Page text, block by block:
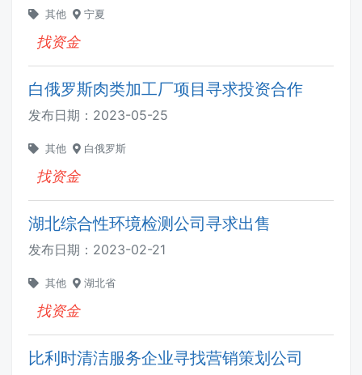
其他 宁夏
找资金
白俄罗斯肉类加工厂项目寻求投资合作
发布日期： 2023-05-25
其他 白俄罗斯
找资金
湖北综合性环境检测公司寻求出售
发布日期： 2023-02-21
其他 湖北省
找资金
比利时清洁服务企业寻找营销策划公司